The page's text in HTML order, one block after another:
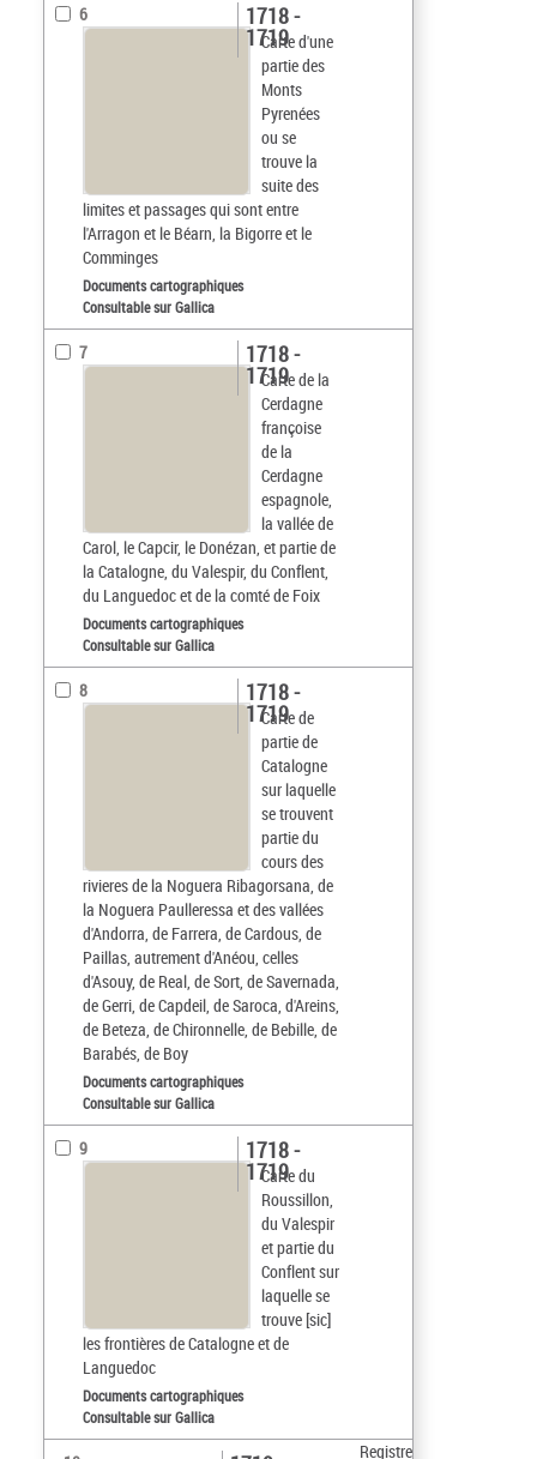
6
Carte d'une
partie des
Monts
Pyrenées
ou se
trouve la
suite des
limites et passages qui sont entre
l'Arragon et le Béarn, la Bigorre et le
Comminges
1718 -
1719
Documents cartographiques
Consultable sur Gallica
7
Carte de la
Cerdagne
françoise
de la
Cerdagne
espagnole,
la vallée de
Carol, le Capcir, le Donézan, et partie de
la Catalogne, du Valespir, du Conflent,
du Languedoc et de la comté de Foix
1718 -
1719
Documents cartographiques
Consultable sur Gallica
8
Carte de
partie de
Catalogne
sur laquelle
se trouvent
partie du
cours des
rivieres de la Noguera Ribagorsana, de
la Noguera Paulleressa et des vallées
d'Andorra, de Farrera, de Cardous, de
Paillas, autrement d'Anéou, celles
d'Asouy, de Real, de Sort, de Savernada,
de Gerri, de Capdeil, de Saroca, d'Areins,
de Beteza, de Chironnelle, de Bebille, de
Barabés, de Boy
1718 -
1719
Documents cartographiques
Consultable sur Gallica
9
Carte du
Roussillon,
du Valespir
et partie du
Conflent sur
laquelle se
trouve [sic]
les frontières de Catalogne et de
Languedoc
1718 -
1719
Documents cartographiques
Consultable sur Gallica
Registre